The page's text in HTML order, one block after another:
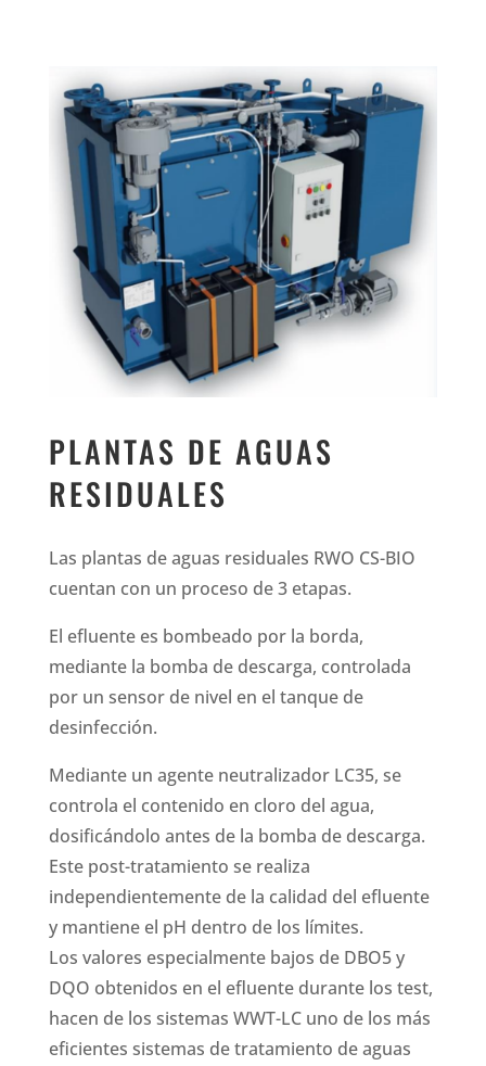
PLANTAS DE AGUAS
RESIDUALES
Las plantas de aguas residuales RWO CS-BIO
cuentan con un proceso de 3 etapas.
El efluente es bombeado por la borda,
mediante la bomba de descarga, controlada
por un sensor de nivel en el tanque de
desinfección.
Mediante un agente neutralizador LC35, se
controla el contenido en cloro del agua,
dosificándolo antes de la bomba de descarga.
Este post-tratamiento se realiza
independientemente de la calidad del efluente
y mantiene el pH dentro de los límites.
Los valores especialmente bajos de DBO5 y
DQO obtenidos en el efluente durante los test,
hacen de los sistemas WWT-LC uno de los más
eficientes sistemas de tratamiento de aguas